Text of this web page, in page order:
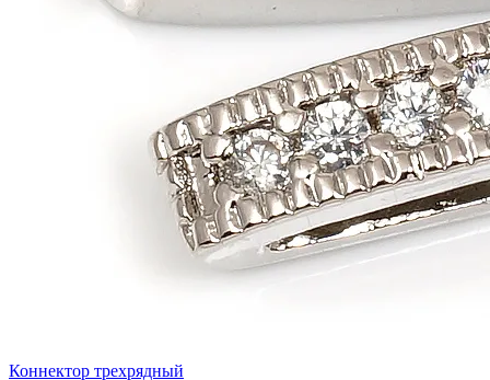
Коннектор трехрядный